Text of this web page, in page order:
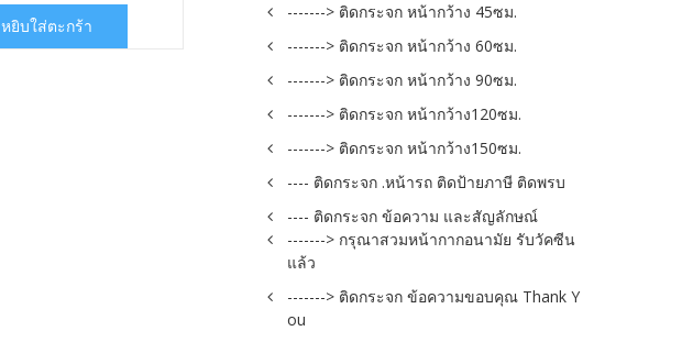
was:
หยิบใส่ตะกร้า
-------> ติดกระจก หน้ากว้าง 45ซม.
-------> ติดกระจก หน้ากว้าง 60ซม.
-------> ติดกระจก หน้ากว้าง 90ซม.
-------> ติดกระจก หน้ากว้าง120ซม.
-------> ติดกระจก หน้ากว้าง150ซม.
---- ติดกระจก .หน้ารถ ติดป้ายภาษี ติดพรบ
---- ติดกระจก ข้อความ และสัญลักษณ์
-------> กรุณาสวมหน้ากากอนามัย รับวัคซีน
แล้ว
-------> ติดกระจก ข้อความขอบคุณ Thank Y
ou